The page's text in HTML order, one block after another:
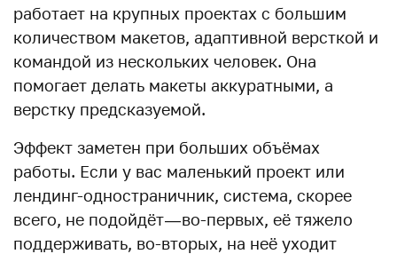
работает на крупных проектах с большим
количеством макетов, адаптивной версткой и
командой из нескольких человек. Она
помогает делать макеты аккуратными, а
верстку предсказуемой.
Эффект заметен при больших объёмах
работы. Если у вас маленький проект или
лендинг-одностраничник, система, скорее
всего, не подойдёт — во-первых, её тяжело
поддерживать, во-вторых, на неё уходит